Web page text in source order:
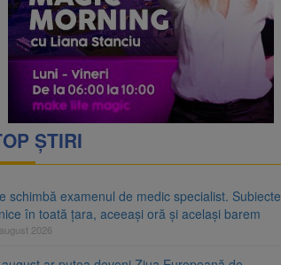
primesc îngrijiri
oră și același barem
ȘTIRI
schimbă examenul de medic specialist. Subiecte
în toată țara, aceeași oră și același barem
2026